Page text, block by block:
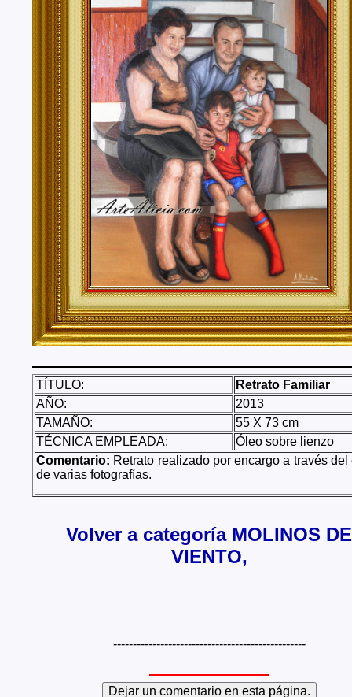
Valencia, Valladolid, Vizcaya, Zamora, Zaragoza.
También realizo envíos de mis cuadros o pinturas
lugares del mundo como pueden ser Estados Unidos,
Alemania, Gran Bretaña, Francia, Argentina, Italia...
TÍTULO:
Retrato Familiar
AÑO:
2013
TAMAÑO:
55 X 73 cm
TÉCNICA EMPLEADA:
Óleo sobre lienzo
Comentario: Retrato realizado por encargo a través del
de varias fotografías.
Volver a categoría MOLINOS DE
VIENTO,
-------------------------------------------------